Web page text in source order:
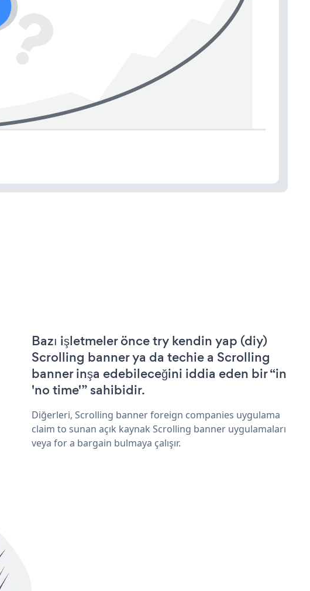
Bazı işletmeler önce try kendin yap (diy)
Scrolling banner ya da techie a Scrolling
banner inşa edebileceğini iddia eden bir “in
'no time'” sahibidir.
Diğerleri, Scrolling banner foreign companies uygulama
claim to sunan açık kaynak Scrolling banner uygulamaları
veya for a bargain bulmaya çalışır.